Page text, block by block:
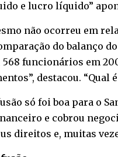
e lucro líquido”
não ocorreu em
do balanço
funcionários em
destacou.
só foi boa para o
e cobrou
direitos e, muitas